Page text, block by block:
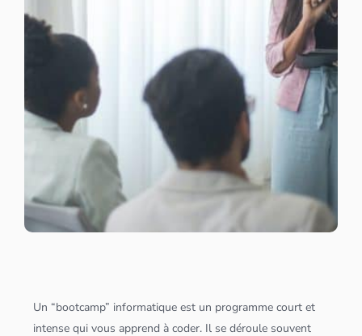
Un “bootcamp” informatique est un programme court et
intense qui vous apprend à coder. Il se déroule souvent